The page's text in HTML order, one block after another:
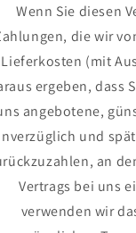
Wenn Sie diesen
die wir
Lieferkosten (mit
ergeben, dass
angebotene,
und
an
Vertrags bei uns
verwenden wir